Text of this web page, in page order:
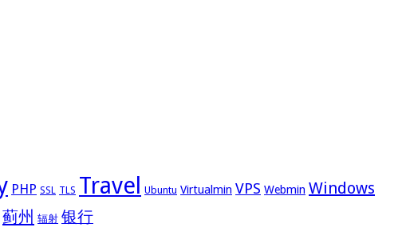
PHP SSL TLS Travel Ubuntu Virtualmin VPS Webmin Windows
蓟州 辐射 银行